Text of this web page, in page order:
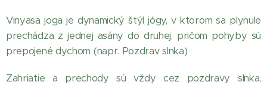
Vinyasa joga je dynamický štýl jógy, v ktorom sa plynule
prechádza z jednej asány do druhej, pričom pohyby sú
prepojené dychom (napr. Pozdrav slnka)
Zahriatie a prechody sú vždy cez pozdravy slnka,